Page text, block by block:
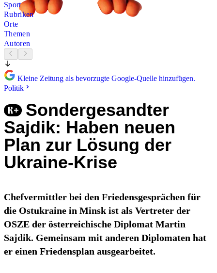
Sport
Rubriken
Orte
Themen
Autoren
Kleine Zeitung als bevorzugte Google-Quelle hinzufügen.
Politik
Sondergesandter
Sajdik: Haben neuen
Plan zur Lösung der
Ukraine-Krise
Chefvermittler bei den Friedensgesprächen für
die Ostukraine in Minsk ist als Vertreter der
OSZE der österreichische Diplomat Martin
Sajdik. Gemeinsam mit anderen Diplomaten hat
er einen Friedensplan ausgearbeitet.